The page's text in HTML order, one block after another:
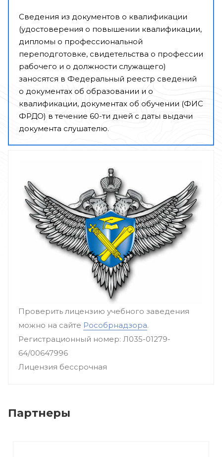
Сведения из документов о квалификации
(удостоверения о повышении квалификации,
дипломы о профессиональной
переподготовке, свидетельства о профессии
рабочего и о должности служащего)
заносятся в Федеральный реестр сведений
о документах об образовании и о
квалификации, документах об обучении (ФИС
ФРДО) в течение 60-ти дней с даты выдачи
документа слушателю.
Проверить лицензию учебного заведения
можно на сайте Рособрнадзора.
Регистрационный номер: Л035-01279-
64/00647996
Лицензия бессрочная
Партнеры